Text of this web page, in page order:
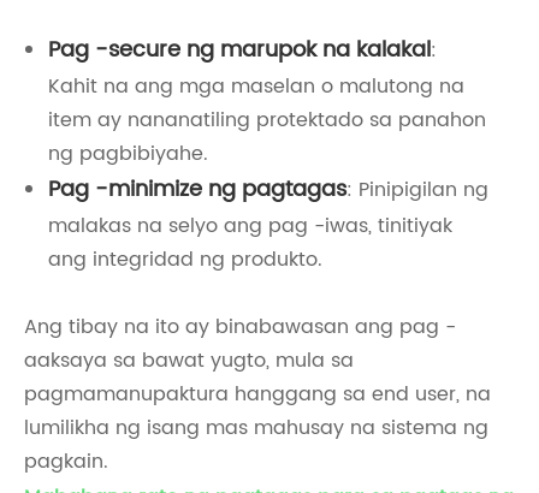
Pag -secure ng marupok na kalakal:
Kahit na ang mga maselan o malutong na
item ay nananatiling protektado sa panahon
ng pagbibiyahe.
Pag -minimize ng pagtagas: Pinipigilan ng
malakas na selyo ang pag -iwas, tinitiyak
ang integridad ng produkto.
Ang tibay na ito ay binabawasan ang pag -
aaksaya sa bawat yugto, mula sa
pagmamanupaktura hanggang sa end user, na
lumilikha ng isang mas mahusay na sistema ng
pagkain.